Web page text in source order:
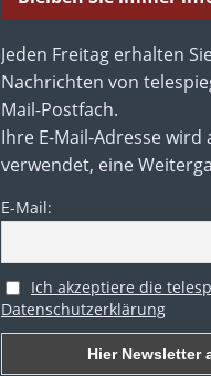
Jeden Freitag erhalten
Nachrichten von
Mail-Postfach.
Ihre E-Mail-Adresse
verwendet, eine
E-Mail:
Ich akzeptiere die
Datenschutzerklärung